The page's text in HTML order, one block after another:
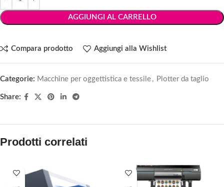
AGGIUNGI AL CARRELLO
Compara prodotto Aggiungi alla Wishlist
Categorie: Macchine per oggettistica e tessile , Plotter da taglio
Share:
Prodotti correlati